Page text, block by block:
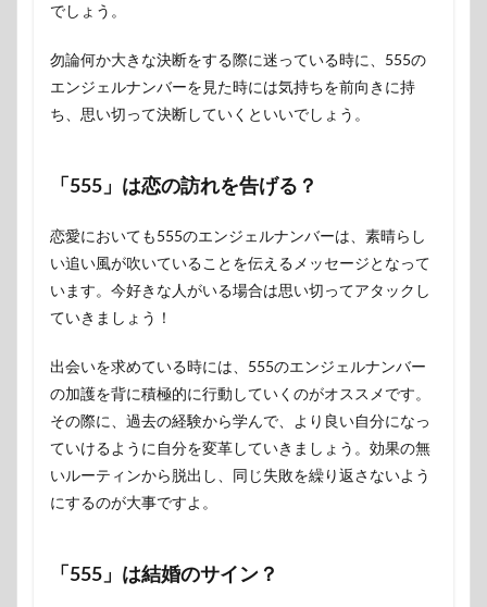
でしょう。
勿論何か大きな決断をする際に迷っている時に、555の
エンジェルナンバーを見た時には気持ちを前向きに持
ち、思い切って決断していくといいでしょう。
「555」は恋の訪れを告げる？
恋愛においても555のエンジェルナンバーは、素晴らし
い追い風が吹いていることを伝えるメッセージとなって
います。今好きな人がいる場合は思い切ってアタックし
ていきましょう！
出会いを求めている時には、555のエンジェルナンバー
の加護を背に積極的に行動していくのがオススメです。
その際に、過去の経験から学んで、より良い自分になっ
ていけるように自分を変革していきましょう。効果の無
いルーティンから脱出し、同じ失敗を繰り返さないよう
にするのが大事ですよ。
「555」は結婚のサイン？